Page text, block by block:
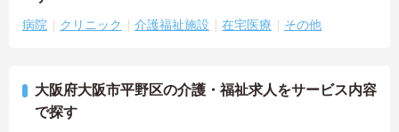
病院 クリニック 介護福祉施設 在宅医療 その他
大阪府大阪市平野区の介護・福祉求人をサービス内容
で探す